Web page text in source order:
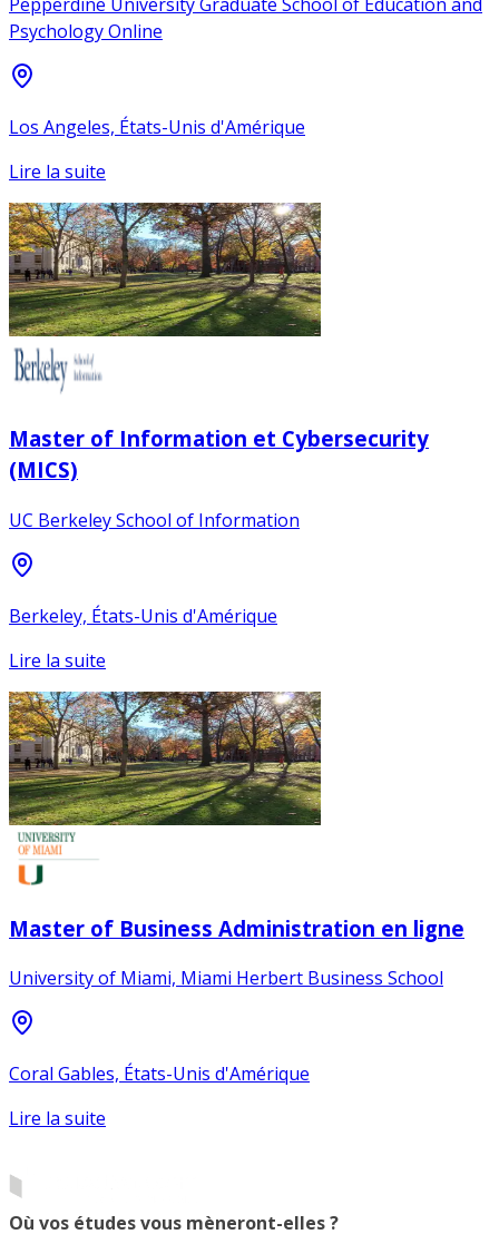
Psychology Online
Los Angeles, États-Unis d'Amérique
Lire la suite
Master of Information et Cybersecurity
(MICS)
UC Berkeley School of Information
Berkeley, États-Unis d'Amérique
Lire la suite
Master of Business Administration en ligne
University of Miami, Miami Herbert Business School
Coral Gables, États-Unis d'Amérique
Lire la suite
Où vos études vous mèneront-elles ?